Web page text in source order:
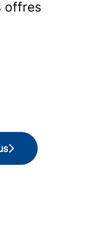
offres